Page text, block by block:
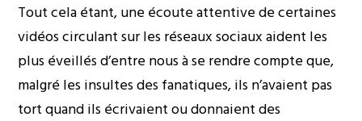
Tout cela étant, une écoute attentive de certaines
vidéos circulant sur les réseaux sociaux aident les
plus éveillés d’entre nous à se rendre compte que,
malgré les insultes des fanatiques, ils n’avaient pas
tort quand ils écrivaient ou donnaient des